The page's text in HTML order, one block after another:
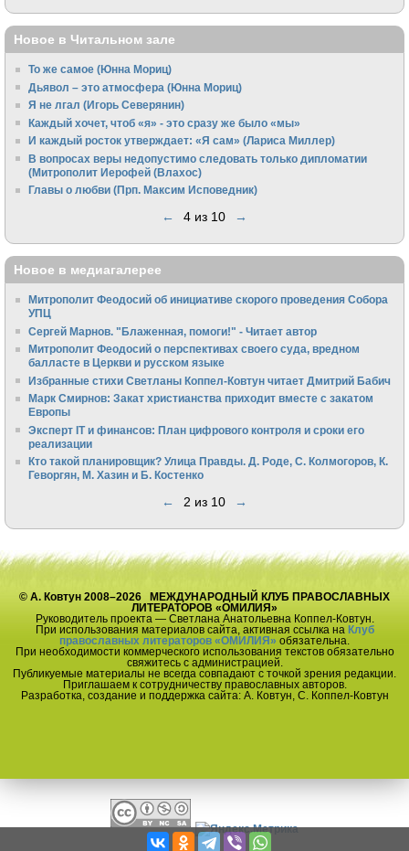
Новое в Читальном зале
То же самое (Юнна Мориц)
Дьявол – это атмосфера (Юнна Мориц)
Я не лгал (Игорь Северянин)
Каждый хочет, чтоб «я» - это сразу же было «мы»
И каждый росток утверждает: «Я сам» (Лариса Миллер)
В вопросах веры недопустимо следовать только дипломатии
(Митрополит Иерофей (Влахос)
Главы о любви (Прп. Максим Исповедник)
← 4 из 10 →
Новое в медиагалерее
Митрополит Феодосий об инициативе скорого проведения Собора
УПЦ
Сергей Марнов. "Блаженная, помоги!" - Читает автор
Митрополит Феодосий о перспективах своего суда, вредном
балласте в Церкви и русском языке
Избранные стихи Светланы Коппел-Ковтун читает Дмитрий Бабич
Марк Смирнов: Закат христианства приходит вместе с закатом
Европы
Эксперт IT и финансов: План цифрового контроля и сроки его
реализации
Кто такой планировщик? Улица Правды. Д. Роде, С. Колмогоров, К.
Геворгян, М. Хазин и Б. Костенко
← 2 из 10 →
© А. Ковтун 2008–2026 МЕЖДУНАРОДНЫЙ КЛУБ ПРАВОСЛАВНЫХ
ЛИТЕРАТОРОВ «ОМИЛИЯ»
Руководитель проекта — Светлана Анатольевна Коппел-Ковтун.
При использования материалов сайта, активная ссылка на Клуб
православных литераторов «ОМИЛИЯ» обязательна.
При необходимости коммерческого использования текстов обязательно
свяжитесь с администрацией.
Публикуемые материалы не всегда совпадают с точкой зрения редакции.
Приглашаем к сотрудничеству православных авторов.
Разработка, создание и поддержка сайта: А. Ковтун, С. Коппел-Ковтун